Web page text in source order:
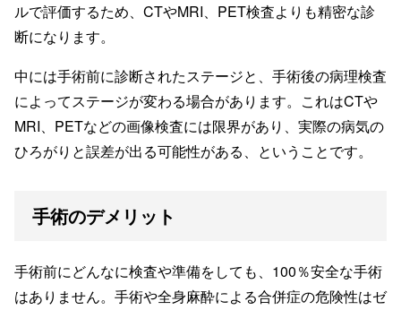
ルで評価するため、CTやMRI、PET検査よりも精密な診
断になります。
中には手術前に診断されたステージと、手術後の病理検査
によってステージが変わる場合があります。これはCTや
MRI、PETなどの画像検査には限界があり、実際の病気の
ひろがりと誤差が出る可能性がある、ということです。
手術のデメリット
手術前にどんなに検査や準備をしても、100％安全な手術
はありません。手術や全身麻酔による合併症の危険性はゼ